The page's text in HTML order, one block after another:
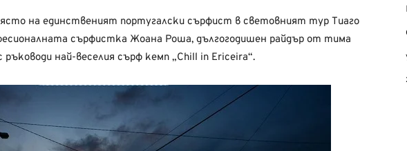
на единственият португалски сърфист в световният тур Тиаго
сърфистка Жоана Роша, дългогодишен райдър от тима
ръководи най-веселия сърф кемп „Chill in Ericeira“.